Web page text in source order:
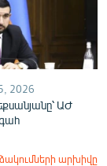
2026
ԱԺ
արխիվը